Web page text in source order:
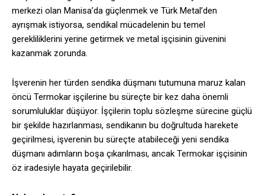
merkezi olan Manisa’da güçlenmek ve Türk Metal’den
ayrışmak istiyorsa, sendikal mücadelenin bu temel
gerekliliklerini yerine getirmek ve metal işçisinin güvenini
kazanmak zorunda.
İşverenin her türden sendika düşmanı tutumuna maruz kalan
öncü Termokar işçilerine bu süreçte bir kez daha önemli
sorumluluklar düşüyor. İşçilerin toplu sözleşme sürecine güçlü
bir şekilde hazırlanması, sendikanın bu doğrultuda harekete
geçirilmesi, işverenin bu süreçte atabileceği yeni sendika
düşmanı adımların boşa çıkarılması, ancak Termokar işçisinin
öz iradesiyle hayata geçirilebilir.